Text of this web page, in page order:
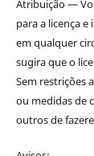
Atribuição —
para a licença
em qualquer
sugira que o
Sem restrições
ou medidas de
outros de